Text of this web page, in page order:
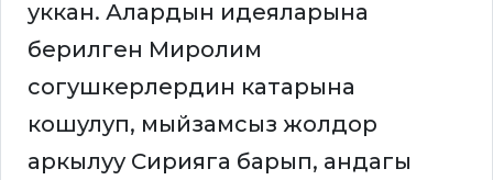
уккан. Алардын идеяларына
берилген Миролим
согушкерлердин катарына
кошулуп, мыйзамсыз жолдор
аркылуу Сирияга барып, андагы